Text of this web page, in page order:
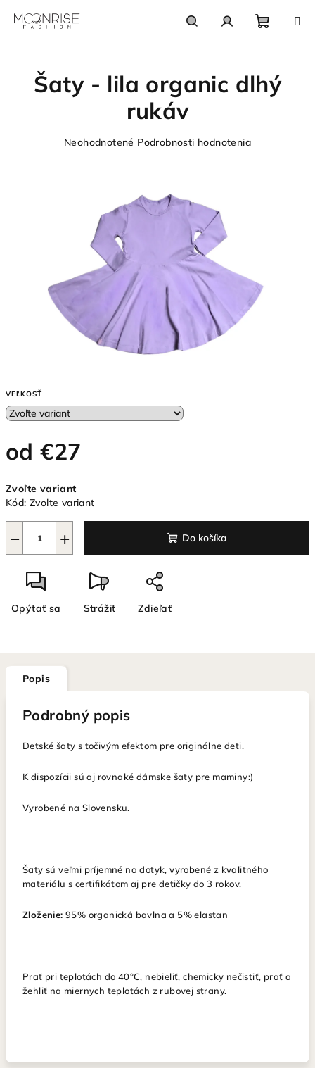
košík
VEĽKOSŤ
od€27
cena:
Zvoľte variant
Kód: Zvoľte variant
+
− Do košíka
Opýtať sa Strážiť Zdieľať
Šaty - lila organic dlhý
rukáv
Priemerné
hviezdičiek.
Neohodnotené Podrobnosti hodnotenia
Popis
Podrobný popis
Detské šaty s točivým efektom pre originálne deti.
K dispozícii sú aj rovnaké dámske šaty pre maminy:)
Vyrobené na Slovensku.
Šaty sú veľmi príjemné na dotyk, vyrobené z kvalitného
materiálu s certifikátom aj pre detičky do 3 rokov.
Zloženie: 95% organická bavlna a 5% elastan
Prať pri teplotách do 40°C, nebieliť, chemicky nečistiť, prať a
žehliť na miernych teplotách z rubovej strany.